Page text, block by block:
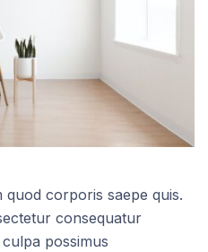
quod corporis saepe quis.
consequatur
possimus